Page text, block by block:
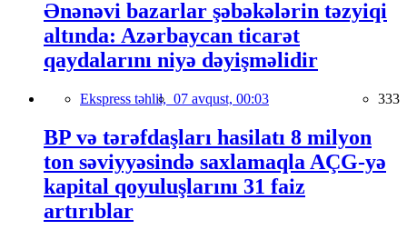
Ənənəvi bazarlar şəbəkələrin təzyiqi
altında: Azərbaycan ticarət
qaydalarını niyə dəyişməlidir
Ekspress təhlil, 07 avqust, 00:03 333
BP və tərəfdaşları hasilatı 8 milyon
ton səviyyəsində saxlamaqla AÇG-yə
kapital qoyuluşlarını 31 faiz
artırıblar